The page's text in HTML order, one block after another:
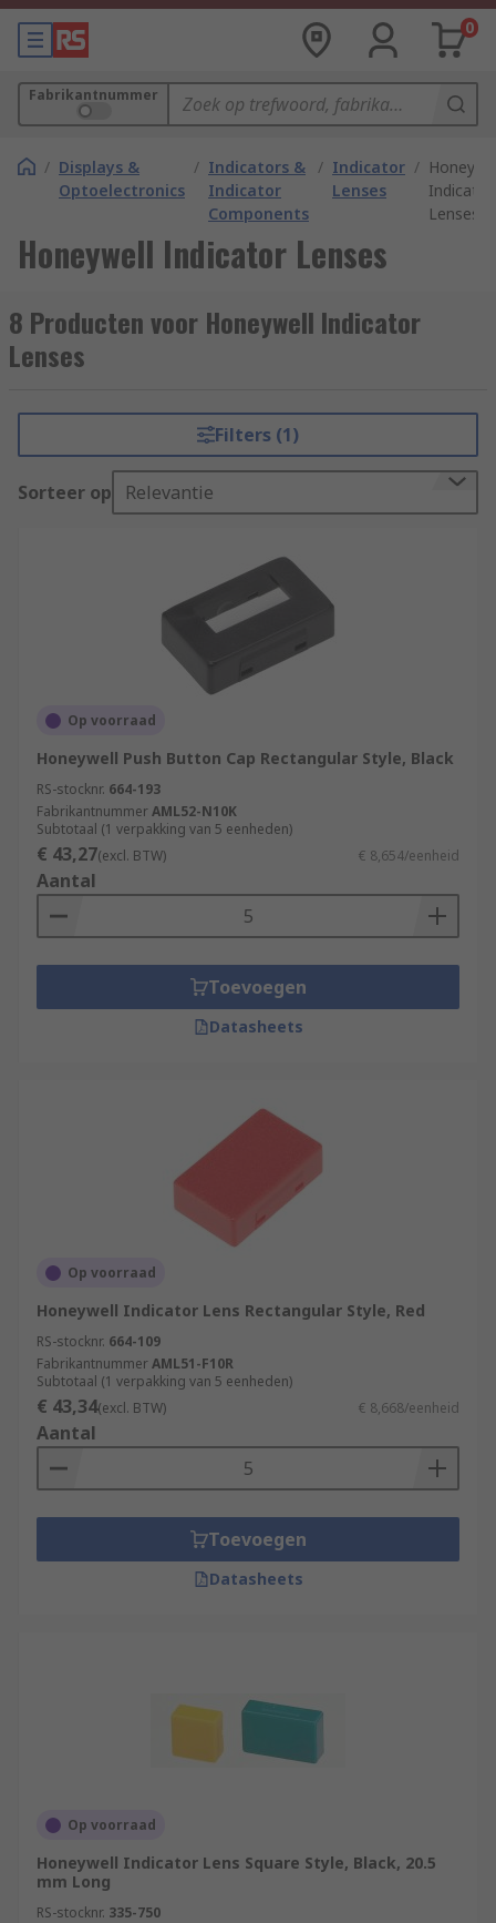
0
Fabrikantnummer
/ Displays &
Optoelectronics
/ Indicators &
Indicator
Components
/ Indicator
Lenses
/
Indicator
Lenses
Honeywell Indicator Lenses
8 Producten voor Honeywell Indicator
Lenses
Filters (1)
Sorteer op Relevantie
Op voorraad
Honeywell Push Button Cap Rectangular Style, Black
RS-stocknr. 664-193
FabrikantnummerAML52-N10K
Subtotaal (1 verpakking van 5 eenheden)
€ 43,27(excl. BTW) € 8,654/eenheid
Aantal
Toevoegen
Datasheets
Op voorraad
Honeywell Indicator Lens Rectangular Style, Red
RS-stocknr. 664-109
FabrikantnummerAML51-F10R
Subtotaal (1 verpakking van 5 eenheden)
€ 43,34(excl. BTW) € 8,668/eenheid
Aantal
Toevoegen
Datasheets
Op voorraad
Honeywell Indicator Lens Square Style, Black, 20.5
mm Long
RS-stocknr. 335-750